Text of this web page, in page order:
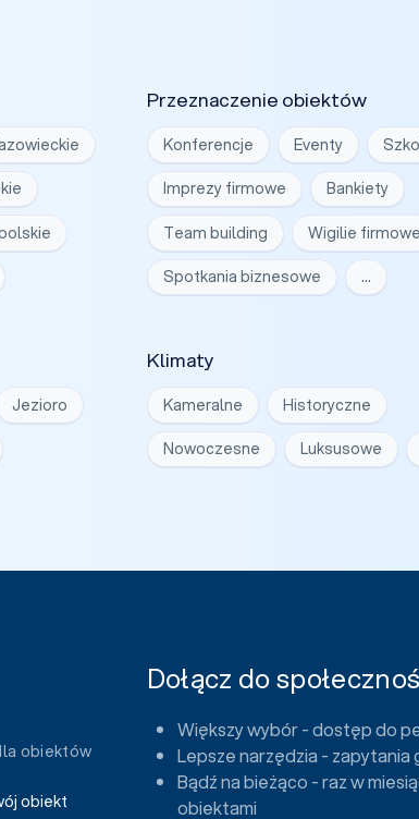
Jezioro
Klimaty
Kameralne Historyczne
Nowoczesne Luksusowe
Przeznaczenie obiektów
Konferencje Eventy
Imprezy firmowe Bankiety
Team building Wigilie firmowe
Spotkania biznesowe …
obiektów
obiekt
Dołącz do
Większy wybór - dostęp do
Lepsze narzędzia -
Bądź na bieżąco - raz w
obiektami